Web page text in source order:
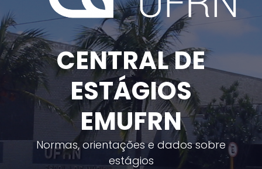
CENTRAL DE
ESTÁGIOS
EMUFRN
Normas, orientações e dados sobre
estágios